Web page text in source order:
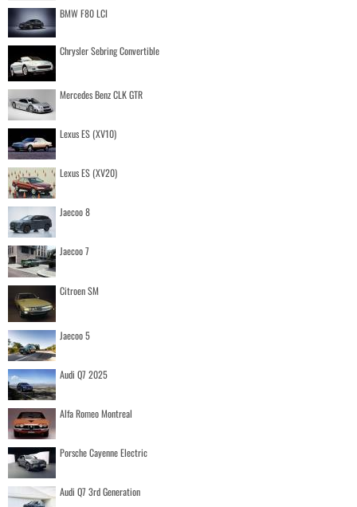
BMW F80 LCI
Chrysler Sebring Convertible
Mercedes Benz CLK GTR
Lexus ES (XV10)
Lexus ES (XV20)
Jaecoo 8
Jaecoo 7
Citroen SM
Jaecoo 5
Audi Q7 2025
Alfa Romeo Montreal
Porsche Cayenne Electric
Audi Q7 3rd Generation